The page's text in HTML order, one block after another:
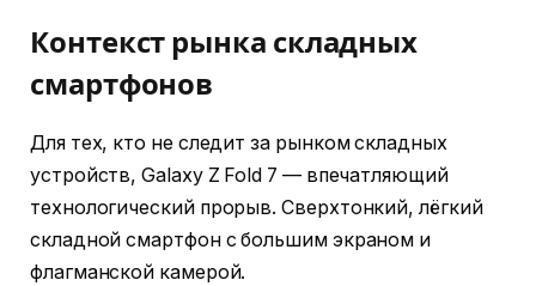
Контекст рынка складных
смартфонов
Для тех, кто не следит за рынком складных
устройств, Galaxy Z Fold 7 — впечатляющий
технологический прорыв. Сверхтонкий, лёгкий
складной смартфон с большим экраном и
флагманской камерой.